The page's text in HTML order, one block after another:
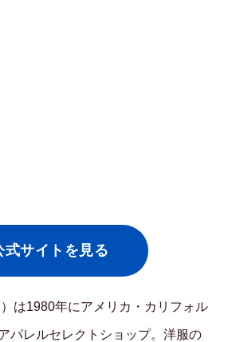
式サイトを見る
は1980年にアメリカ・カリフォル
パレルセレクトショップ。洋服の